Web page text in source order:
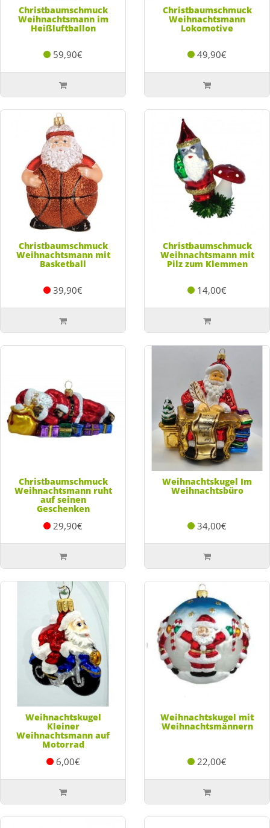
Christbaumschmuck
Weihnachtsmann im
Heißluftballon
59,90€
Christbaumschmuck
Weihnachtsmann
Lokomotive
49,90€
Christbaumschmuck
Weihnachtsmann mit
Basketball
39,90€
Christbaumschmuck
Weihnachtsmann mit
Pilz zum Klemmen
14,00€
Christbaumschmuck
Weihnachtsmann ruht
auf seinen
Geschenken
29,90€
Weihnachtskugel Im
Weihnachtsbüro
34,00€
Weihnachtskugel
Kleiner
Weihnachtsmann auf
Motorrad
6,00€
Weihnachtskugel mit
Weihnachtsmännern
22,00€